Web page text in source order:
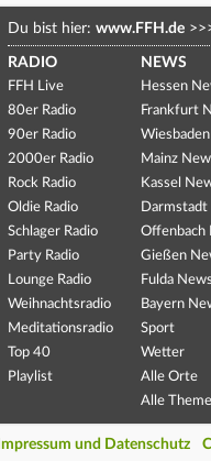
Du bist hier: www.FFH.de
RADIO
FFH Live
80er Radio
90er Radio
2000er Radio
Rock Radio
Oldie Radio
Schlager Radio
Party Radio
Lounge Radio
Weihnachtsradio
Meditationsradio
Top 40
Playlist
NEWS
Hessen
Frankfurt
Mainz
Kassel
Darmstadt
Offenbach
Gießen
Fulda News
Bayern
Sport
Wetter
Alle Orte
Alle
Impressum und Datenschutz